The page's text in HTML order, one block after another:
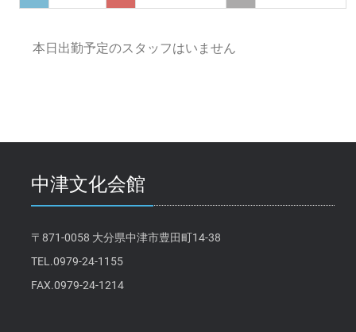
本日出勤予定のスタッフはいません
中津文化会館
〒871-0058 大分県中津市豊田町14-38
TEL.0979-24-1155
FAX.0979-24-1214